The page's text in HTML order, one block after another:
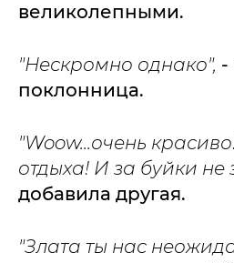
великолепными.
"Нескромно однако", -
поклонница.
"Woow...очень
отдыха! И за буйки не
добавила другая.
"Злата ты нас